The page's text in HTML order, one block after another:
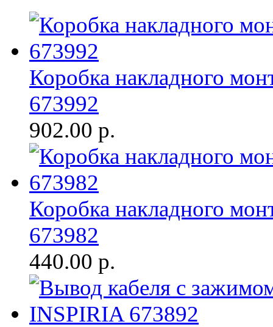
Коробка накладного
673992
902.00 р.
Коробка накладного
673982
440.00 р.